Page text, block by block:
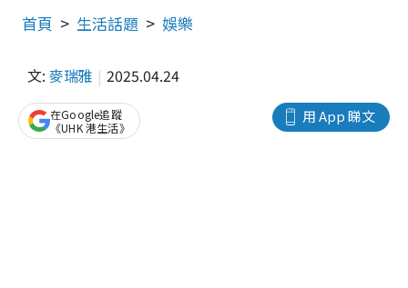
首頁 生活話題 娛樂
文: 麥瑞雅 2025.04.24
用 App 睇文
在Google追蹤
《UHK 港生活》